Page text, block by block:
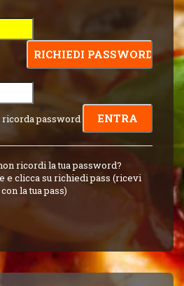
ricorda password
ricordi la tua password?
e clicca su richiedi pass (ricevi
la tua pass)